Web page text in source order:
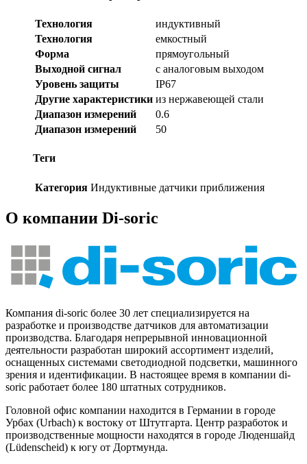
Технология
индуктивный
Технология
емкостный
Форма
прямоугольный
Выходной сигнал
с аналоговым выходом
Уровень защиты
IP67
Другие характеристики из нержавеющей стали
Диапазон измерений
0.6
Диапазон измерений
50
Теги
Категория Индуктивные датчики приближения
О компании Di-soric
Компания di-soric более 30 лет специализируется на
разработке и производстве датчиков для автоматизации
производства. Благодаря непрерывной инновационной
деятельности разработан широкий ассортимент изделий,
оснащенных системами светодиодной подсветки, машинного
зрения и идентификации. В настоящее время в компании di-
soric работает более 180 штатных сотрудников.
Головной офис компании находится в Германии в городе
Урбах (Urbach) к востоку от Штутгарта. Центр разработок и
производственные мощности находятся в городе Люденшайд
(Lüdenscheid) к югу от Дортмунда.